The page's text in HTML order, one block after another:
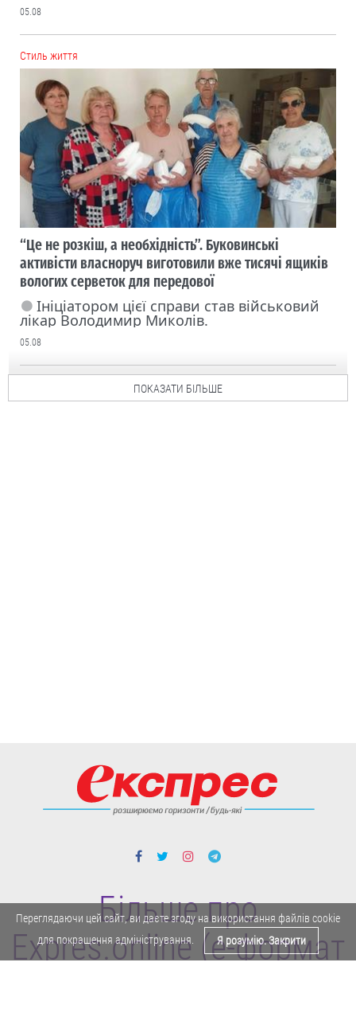
05.08
Cтиль життя
“Це не розкіш, а необхідність”. Буковинські
активісти власноруч виготовили вже тисячі ящиків
вологих серветок для передової
Ініціатором цієї справи став військовий
лікар Володимир Миколів.
05.08
ПОКАЗАТИ БІЛЬШЕ
Більше про
Expres.online (e-формат
Переглядаючи цей сайт, ви даєте згоду на використання файлів cookie
для покращення адміністрування.
Я розумію. Закрити